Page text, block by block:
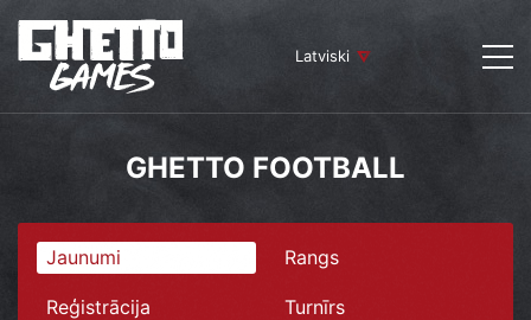
Latviski
GHETTO FOOTBALL
Jaunumi Rangs
Reģistrācija Turnīrs